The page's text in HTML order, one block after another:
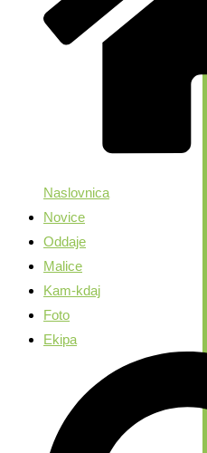
Naslovnica
Novice
Oddaje
Malice
Kam-kdaj
Foto
Ekipa